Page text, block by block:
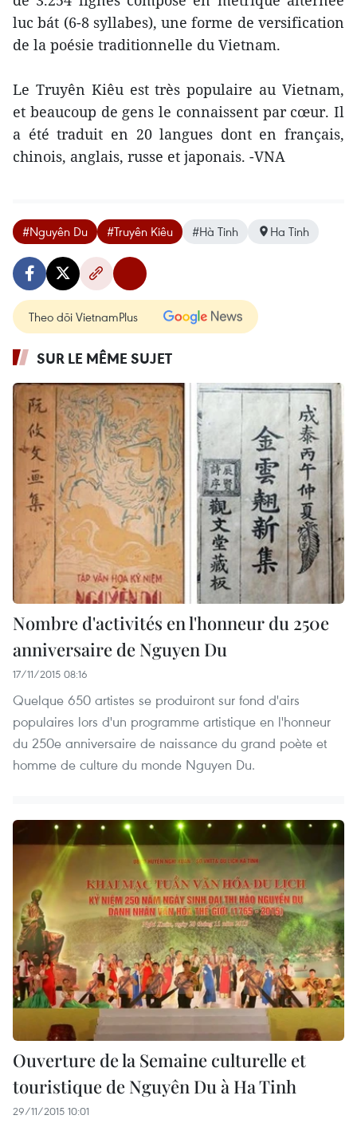
luc bát (6-8 syllabes), une forme de versification
de la poésie traditionnelle du Vietnam.
Le Truyên Kiêu est très populaire au Vietnam,
et beaucoup de gens le connaissent par cœur. Il
a été traduit en 20 langues dont en français,
chinois, anglais, russe et japonais. -VNA
#Nguyên Du #Truyên Kiêu #Hà Tinh Ha Tinh
Theo dõi VietnamPlus
SUR LE MÊME SUJET
Nombre d'activités en l'honneur du 250e
anniversaire de Nguyen Du
17/11/2015 08:16
Quelque 650 artistes se produiront sur fond d'airs
populaires lors d'un programme artistique en l'honneur
du 250e anniversaire de naissance du grand poète et
homme de culture du monde Nguyen Du.
Ouverture de la Semaine culturelle et
touristique de Nguyên Du à Ha Tinh
29/11/2015 10:01